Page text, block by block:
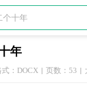
年
式：DOCX 页数：53